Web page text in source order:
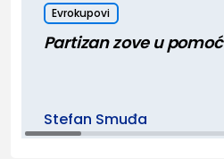
Evrokupovi
Partizan zove u pomoć
Stefan Smuđa